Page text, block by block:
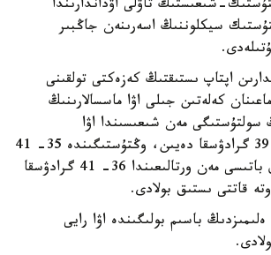
شىعىستىڭ تاۋلى اۋداندارىندا
سيكلوننىڭ اسەرىنەن جاڭبىر
اپتاپ ىستىقتىڭ كەزەكتى تولقىنى
كەلەتىن جىلى اۋا ماسسالارىنىڭ
سولتۇستىگى مەن شىعىسىندا اۋا
تەمپەراتۋراسى 35- 39 گرادۋسقا دەيىن، وڭتۇستىگىندە 35- 41
گرادۋسقا دەيىن، ال باتىسى مەن ورتالىعىندا 36- 41 گرادۋسقا
قاتتى ىستىق بولادى.
باسىم بولىگىندە اۋا رايى